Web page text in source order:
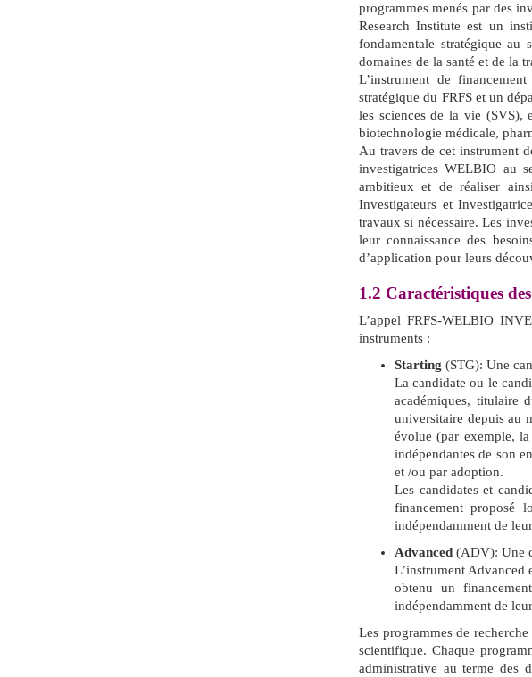
programmes menés par des
Research Institute est un
fondamentale stratégique
domaines de la santé et de la
L’instrument de
stratégique du FRFS et un
les sciences de la vie (SVS),
biotechnologie médicale,
Au travers de cet instrument
investigatrices WELBIO au
ambitieux et de réaliser
Investigateurs et
travaux si nécessaire. Les
leur connaissance des
d’application pour leurs
1.2 Caractéristiques
L’appel FRFS-WELBIO
instruments :
Starting (STG): Une
La candidate ou le
académiques, titulaire
universitaire depuis au
évolue (par exemple,
indépendantes de son
et /ou par adoption.
Les candidates et
financement proposé
indépendamment de
Advanced (ADV): Une
L’instrument Advanced
obtenu un
indépendamment de
Les programmes de
scientifique. Chaque
administrative au terme des